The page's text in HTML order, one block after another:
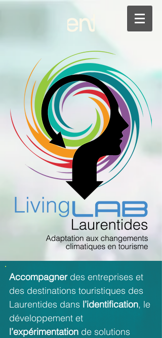
Accompagnerdes entreprises et
des destinations touristiques des
Laurentides dans l’identification, le
développement et
l’expérimentation de solutions